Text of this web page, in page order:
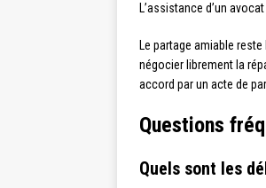
L’assistance d’un
Le partage amiable
négocier librement la
accord par un acte de
Questions
Quels sont les